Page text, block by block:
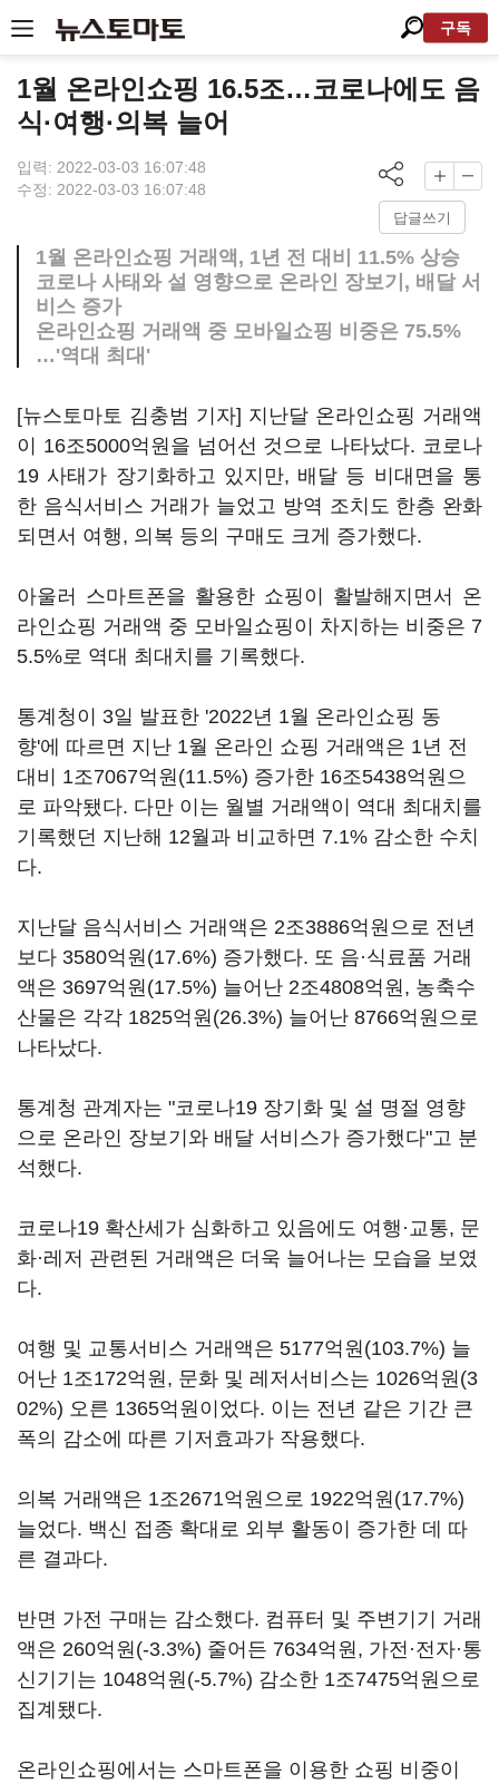
구독
1월 온라인쇼핑 16.5조…코로나에도 음
식·여행·의복 늘어
입력: 2022-03-03 16:07:48
수정: 2022-03-03 16:07:48
답글쓰기
1월 온라인쇼핑 거래액, 1년 전 대비 11.5% 상승
코로나 사태와 설 영향으로 온라인 장보기, 배달 서
비스 증가
온라인쇼핑 거래액 중 모바일쇼핑 비중은 75.5%
…'역대 최대'
[뉴스토마토 김충범 기자] 지난달 온라인쇼핑 거래액
이 16조5000억원을 넘어선 것으로 나타났다. 코로나
19 사태가 장기화하고 있지만, 배달 등 비대면을 통
한 음식서비스 거래가 늘었고 방역 조치도 한층 완화
되면서 여행, 의복 등의 구매도 크게 증가했다.
아울러 스마트폰을 활용한 쇼핑이 활발해지면서 온
라인쇼핑 거래액 중 모바일쇼핑이 차지하는 비중은 7
5.5%로 역대 최대치를 기록했다.
통계청이 3일 발표한 '2022년 1월 온라인쇼핑 동
향'에 따르면 지난 1월 온라인 쇼핑 거래액은 1년 전
대비 1조7067억원(11.5%) 증가한 16조5438억원으
로 파악됐다. 다만 이는 월별 거래액이 역대 최대치를
기록했던 지난해 12월과 비교하면 7.1% 감소한 수치
다.
지난달 음식서비스 거래액은 2조3886억원으로 전년
보다 3580억원(17.6%) 증가했다. 또 음·식료품 거래
액은 3697억원(17.5%) 늘어난 2조4808억원, 농축수
산물은 각각 1825억원(26.3%) 늘어난 8766억원으로
나타났다.
통계청 관계자는 "코로나19 장기화 및 설 명절 영향
으로 온라인 장보기와 배달 서비스가 증가했다"고 분
석했다.
코로나19 확산세가 심화하고 있음에도 여행·교통, 문
화·레저 관련된 거래액은 더욱 늘어나는 모습을 보였
다.
여행 및 교통서비스 거래액은 5177억원(103.7%) 늘
어난 1조172억원, 문화 및 레저서비스는 1026억원(3
02%) 오른 1365억원이었다. 이는 전년 같은 기간 큰
폭의 감소에 따른 기저효과가 작용했다.
의복 거래액은 1조2671억원으로 1922억원(17.7%)
늘었다. 백신 접종 확대로 외부 활동이 증가한 데 따
른 결과다.
반면 가전 구매는 감소했다. 컴퓨터 및 주변기기 거래
액은 260억원(-3.3%) 줄어든 7634억원, 가전·전자·통
신기기는 1048억원(-5.7%) 감소한 1조7475억원으로
집계됐다.
온라인쇼핑에서는 스마트폰을 이용한 쇼핑 비중이